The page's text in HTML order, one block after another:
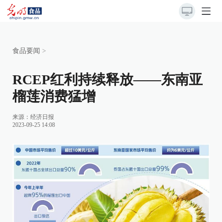
食品要闻 >
RCEP红利持续释放——东南亚
榴莲消费猛增
来源： 经济日报
2023-09-25 14:08